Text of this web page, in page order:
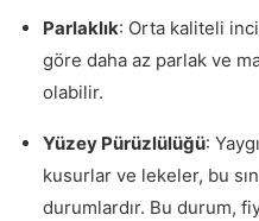
Parlaklık: Orta kaliteli
göre daha az parlak ve
olabilir.
Yüzey Pürüzlülüğü:
kusurlar ve lekeler, bu
durumlardır. Bu durum,